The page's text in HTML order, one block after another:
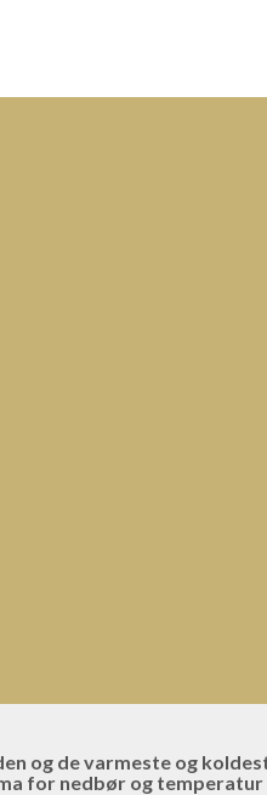
og de varmeste og
for nedbør og temperatur